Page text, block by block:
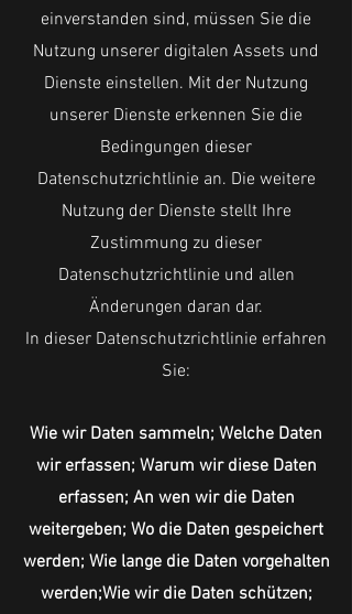
einverstanden sind, müssen Sie die
Nutzung unserer digitalen Assets und
Dienste einstellen. Mit der Nutzung
unserer Dienste erkennen Sie die
Bedingungen dieser
Datenschutzrichtlinie an. Die weitere
Nutzung der Dienste stellt Ihre
Zustimmung zu dieser
Datenschutzrichtlinie und allen
Änderungen daran dar.
In dieser Datenschutzrichtlinie erfahren
Sie:
Wie wir Daten sammeln; Welche Daten
wir erfassen; Warum wir diese Daten
erfassen; An wen wir die Daten
weitergeben; Wo die Daten gespeichert
werden; Wie lange die Daten vorgehalten
werden;Wie wir die Daten schützen;